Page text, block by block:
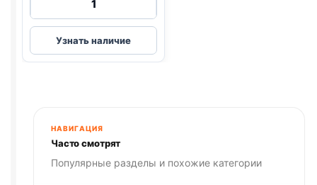
Rio
птиц.
(ДЛЯ
ЛИНЬКИ)
1кг
Узнать наличие
НАВИГАЦИЯ
Часто смотрят
Популярные разделы и похожие категории